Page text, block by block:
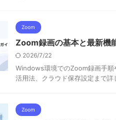
Zoom
Zoom録画の基本と最新機
2026/7/22
Windows環境でのZoom録画手
活用法、クラウド保存設定まで詳
Zoom